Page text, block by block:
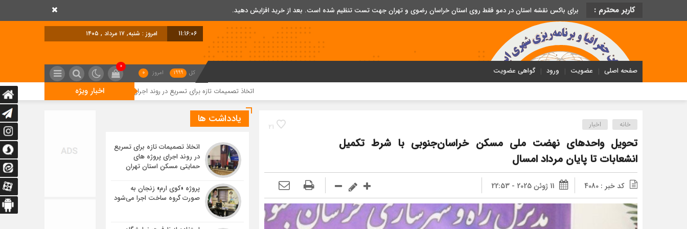
کاربر محترم : برای باکس نقشه استان در دمو فقط روی استان خراسان رضوی و تهران جهت تست تنظیم شده است. بعد از خرید افزایش دهید.
11:16:07 امروز : شنبه, ۱۷ مرداد , ۱۴۰۵
صفحه اصلی عضویت ورود گواهی عضویت کل 1999 امروز 0
0
اخبار ویژه
اتخاذ تصمیمات تازه برای تسریع در روند اجرای پروژه های حمایتی مسکن استان تهران پروژه «کوی
21 خانه اخبار
تحویل واحدهای نهضت ملی مسکن خراسان‌جنوبی با شرط تکمیل
انشعابات تا پایان مرداد امسال
کد خبر : 4080 11 ژوئن 2025 - 22:53
یادداشت ها
اتخاذ تصمیمات تازه برای تسریع
در روند اجرای پروژه های
حمایتی مسکن استان تهران
پروژه «کوی ارم» زنجان به
صورت گروه ساخت اجرا می‌شود